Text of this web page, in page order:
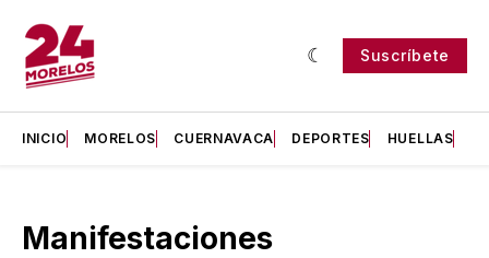
Suscríbete
INICIO MORELOS CUERNAVACA DEPORTES HUELLAS
Manifestaciones